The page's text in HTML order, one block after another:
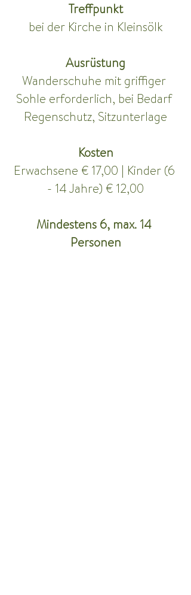
Treffpunkt
bei der Kirche in Kleinsölk
Ausrüstung
Wanderschuhe mit griffiger
Sohle erforderlich, bei Bedarf
Regenschutz, Sitzunterlage
Kosten
Erwachsene € 17,00 | Kinder (6
- 14 Jahre) € 12,00
Mindestens 6, max. 14
Personen